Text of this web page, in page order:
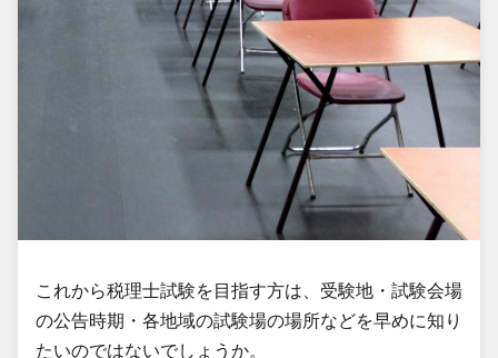
これから税理士試験を目指す方は、受験地・試験会場
の公告時期・各地域の試験場の場所などを早めに知り
たいのではないでしょうか。